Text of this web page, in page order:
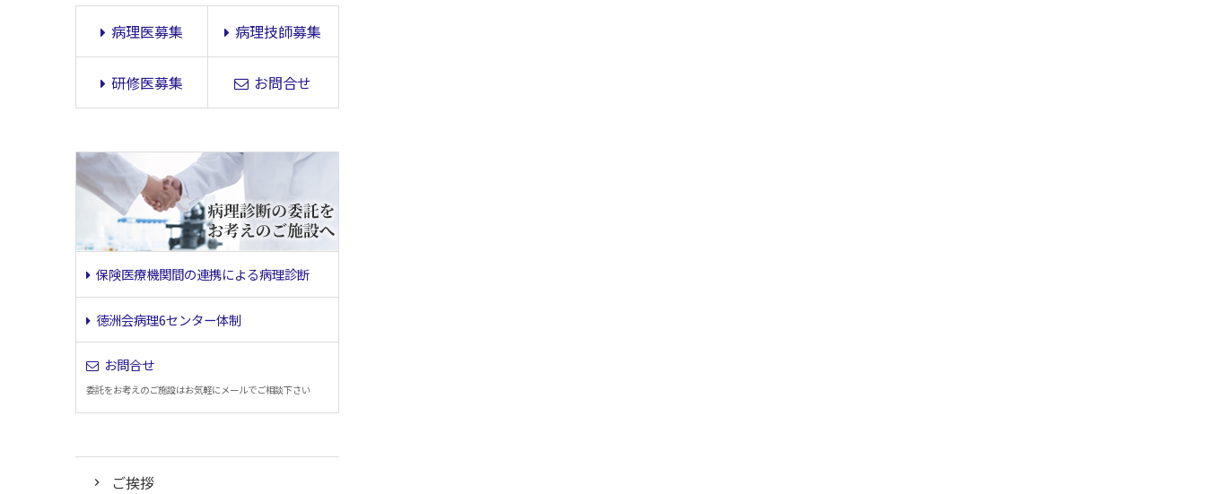
病理医募集 病理技師募集
研修医募集 お問合せ
保険医療機関間の連携による病理診断
徳洲会病理6センター体制
お問合せ
委託をお考えのご施設はお気軽にメールでご相談下さい
ご挨拶